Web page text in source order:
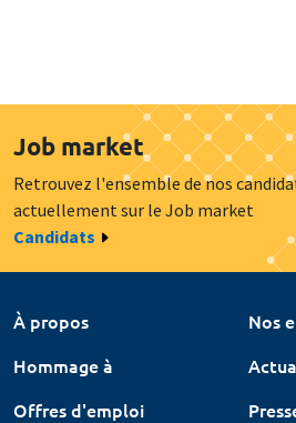
Job market
Retrouvez l'ensemble de nos
actuellement sur le Job market
Candidats
À propos
Nos
Hommage à
Offres d'emploi